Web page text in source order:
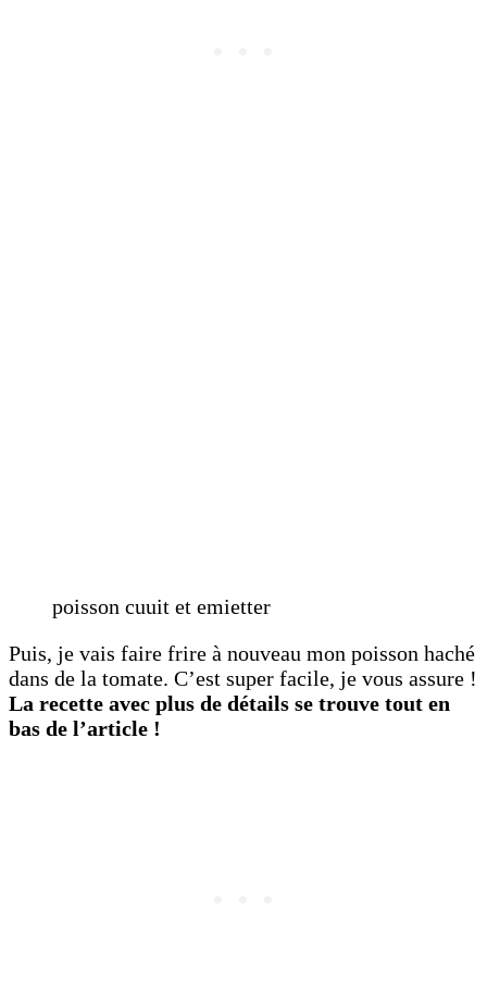
poisson cuuit et emietter
Puis, je vais faire frire à nouveau mon poisson haché
dans de la tomate. C’est super facile, je vous assure !
La recette avec plus de détails se trouve tout en
bas de l’article !